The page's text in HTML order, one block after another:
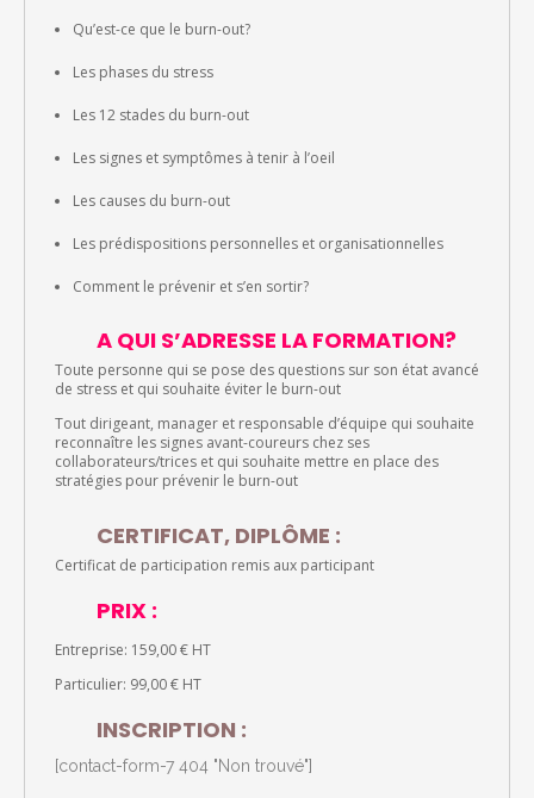
Qu’est-ce que le burn-out?
Les phases du stress
Les 12 stades du burn-out
Les signes et symptômes à tenir à l’oeil
Les causes du burn-out
Les prédispositions personnelles et organisationnelles
Comment le prévenir et s’en sortir?
A QUI S’ADRESSE LA FORMATION?
Toute personne qui se pose des questions sur son état avancé
de stress et qui souhaite éviter le burn-out
Tout dirigeant, manager et responsable d’équipe qui souhaite
reconnaître les signes avant-coureurs chez ses
collaborateurs/trices et qui souhaite mettre en place des
stratégies pour prévenir le burn-out
CERTIFICAT, DIPLÔME :
Certificat de participation remis aux participant
PRIX :
Entreprise: 159,00 € HT
Particulier: 99,00 € HT
INSCRIPTION :
[contact-form-7 404 "Non trouvé"]